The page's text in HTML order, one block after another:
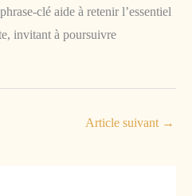
clé aide à retenir l’essentiel
invitant à poursuivre
Article suivant →